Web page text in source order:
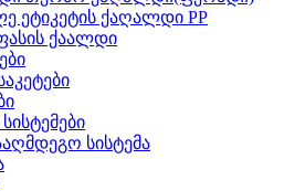
ეტიკეტის ქაღალდი PP
ქაალდი
სისტემა